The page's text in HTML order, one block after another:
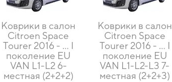
Коврики в салон
Citroen Space
Tourer 2016 - ... I
поколение EU
VAN L1-L2 6-
местная (2+2+2)
Коврики в салон
Citroen Space
Tourer 2016 - ... I
поколение EU
VAN L1-L2-L3 7-
местная (2+2+3)